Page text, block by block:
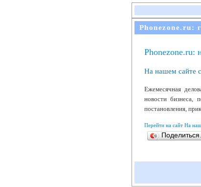
Phonezone.ru:
Phonezone.ru:
На нашем сайте
Ежемесячная
новости бизнеса,
постановления,
Перейти на сайт На